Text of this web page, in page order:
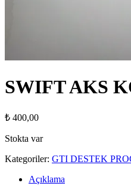
SWIFT AKS
₺ 400,00
Stokta var
Kategoriler: GTI DESTEK
Açıklama